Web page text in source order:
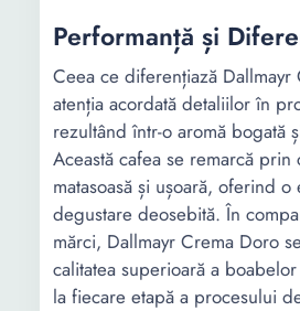
Performanță și
Ceea ce diferențiază Dallmayr
atenția acordată detaliilor în
rezultând într-o aromă bogată
Această cafea se remarcă prin
matasoasă și ușoară, oferind
degustare deosebită. În
mărci, Dallmayr Crema Doro
calitatea superioară a
la fiecare etapă a procesului